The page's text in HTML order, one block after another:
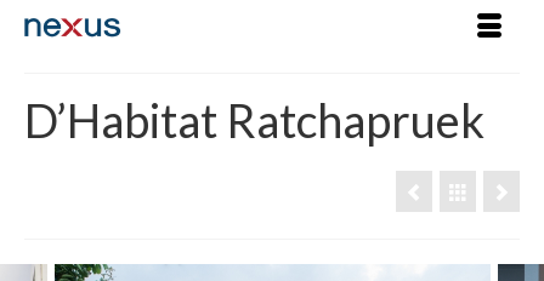
D’Habitat Ratchapruek